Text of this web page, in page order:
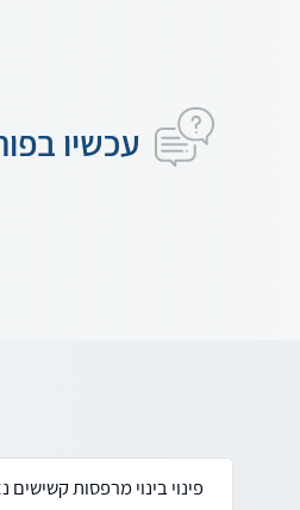
עכשיו
פינוי בינוי מרפסות קשישים